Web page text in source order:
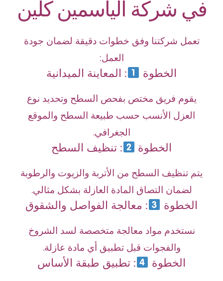
في شركة الياسمين كلين
تعمل شركتنا وفق خطوات دقيقة لضمان جودة
العمل:
الخطوة : المعاينة الميدانية
يقوم فريق مختص بفحص السطح وتحديد نوع
العزل الأنسب حسب طبيعة السطح والموقع
الجغرافي.
الخطوة : تنظيف السطح
يتم تنظيف السطح من الأتربة والزيوت والرطوبة
لضمان التصاق المادة العازلة بشكل مثالي.
الخطوة : معالجة الفواصل والشقوق
نستخدم مواد معالجة متخصصة لسد الشروخ
والفجوات قبل تطبيق أي مادة عازلة.
الخطوة : تطبيق طبقة الأساس